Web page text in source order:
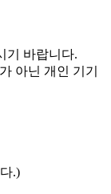
기 바랍니다.
아닌 개인 기기
.)